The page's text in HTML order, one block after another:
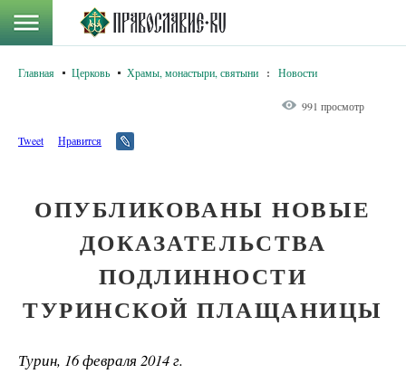
Главная Церковь Храмы, монастыри, святыни : Новости
991 просмотр
Tweet Нравится
ОПУБЛИКОВАНЫ НОВЫЕ
ДОКАЗАТЕЛЬСТВА
ПОДЛИННОСТИ
ТУРИНСКОЙ ПЛАЩАНИЦЫ
Турин, 16 февраля 2014 г.